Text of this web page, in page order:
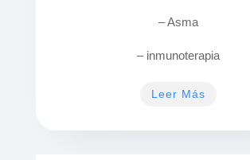
– Asma
– inmunoterapia
Leer Más